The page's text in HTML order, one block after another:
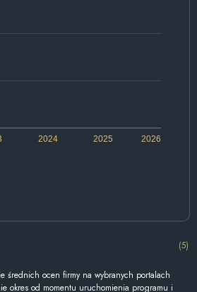
2024 2026
2025
(5)
średnich ocen firmy na wybranych portalach
okres od momentu uruchomienia programu i